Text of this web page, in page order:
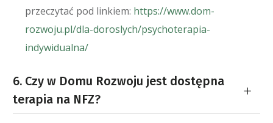
przeczytać pod linkiem: https://www.dom-
rozwoju.pl/dla-doroslych/psychoterapia-
indywidualna/
6. Czy w Domu Rozwoju jest dostępna
terapia na NFZ?